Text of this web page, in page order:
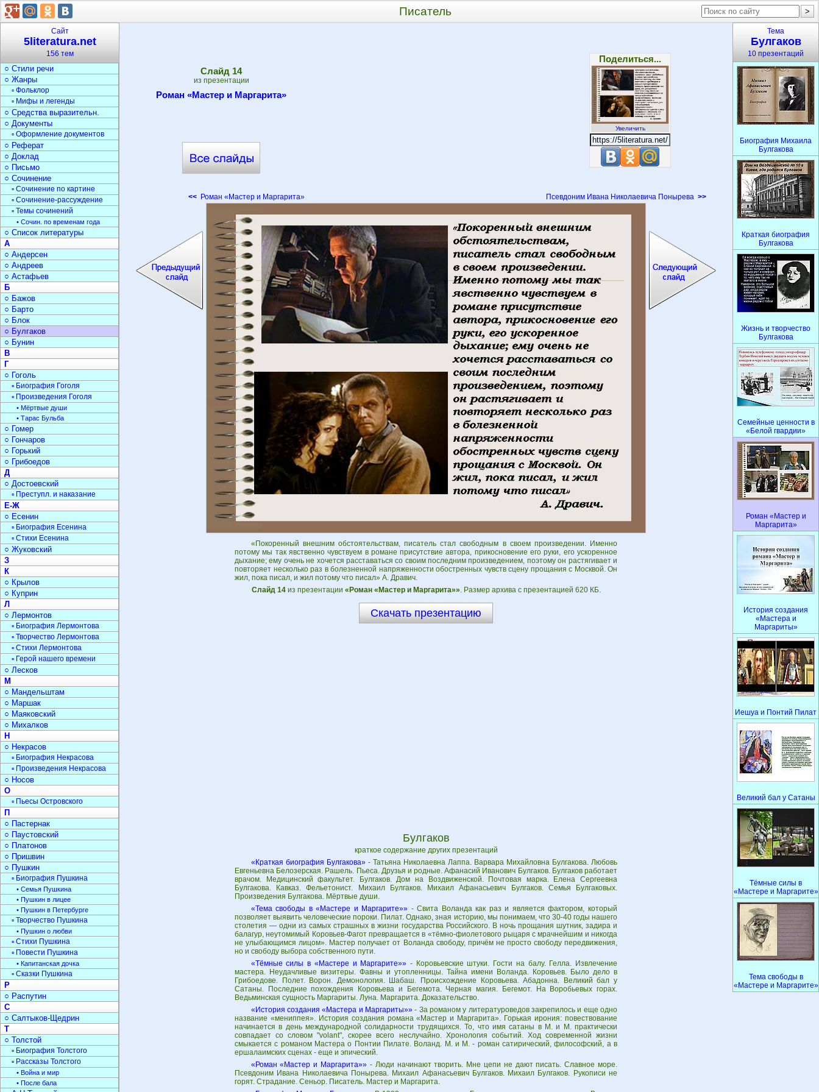
Писатель
Cлайд 14
из презентации
Роман «Мастер и Маргарита»
Поделиться...
Увеличить
<< Роман «Мастер и Маргарита» Псевдоним Ивана Николаевича Понырева >>
«Покоренный внешним обстоятельствам, писатель стал свободным в своем произведении. Именно
потому мы так явственно чувствуем в романе присутствие автора, прикосновение его руки, его ускоренное
дыхание; ему очень не хочется расставаться со своим последним произведением, поэтому он растягивает и
повторяет несколько раз в болезненной напряженности обостренных чувств сцену прощания с Москвой. Он
жил, пока писал, и жил потому что писал» А. Дравич.
Слайд 14из презентации «Роман «Мастер и Маргарита»». Размер архива с презентацией 620 КБ.
Скачать презентацию
Булгаков
краткое содержание других презентаций
«Краткая биография Булгакова»- Татьяна Николаевна Лаппа. Варвара Михайловна Булгакова. Любовь
Евгеньевна Белозерская. Рашель. Пьеса. Друзья и родные. Афанасий Иванович Булгаков. Булгаков работает
врачом. Медицинский факультет. Булгаков. Дом на Воздвиженской. Почтовая марка. Елена Сергеевна
Булгакова. Кавказ. Фельетонист. Михаил Булгаков. Михаил Афанасьевич Булгаков. Семья Булгаковых.
Произведения Булгакова. Мёртвые души.
«Тема свободы в «Мастере и Маргарите»» - Свита Воланда как раз и является фактором, который
позволяет выявить человеческие пороки. Пилат. Однако, зная историю, мы понимаем, что 30-40 годы нашего
столетия — одни из самых страшных в жизни государства Российского. В ночь прощания шутник, задира и
балагур, неутомимый Коровьев-Фагот превращается в «тёмно-фиолетового рыцаря с мрачнейшим и никогда
не улыбающимся лицом». Мастер получает от Воланда свободу, причём не просто свободу передвижения,
но и свободу выбора собственного пути.
«Тёмные силы в «Мастере и Маргарите»» - Коровьевские штуки. Гости на балу. Гелла. Извлечение
мастера. Неудачливые визитеры. Фавны и утопленницы. Тайна имени Воланда. Коровьев. Было дело в
Грибоедове. Полет. Ворон. Демонология. Шабаш. Происхождение Коровьева. Абадонна. Великий бал у
Сатаны. Последние похождения Коровьева и Бегемота. Черная магия. Бегемот. На Воробьевых горах.
Ведьминская сущность Маргариты. Луна. Маргарита. Доказательство.
«История создания «Мастера и Маргариты»» - За романом у литературоведов закрепилось и еще одно
название «мениппея». История создания романа «Мастер и Маргарита». Горькая ирония: повествование
начинается в день международной солидарности трудящихся. То, что имя сатаны в М. и М. практически
совпадает со словом "volant", скорее всего неслучайно. Хронология событий. Ход современной жизни
смыкается с романом Мастера о Понтии Пилате. Воланд. М. и М. - роман сатирический, философский, а в
ершалаимских сценах - еще и эпический.
«Роман «Мастер и Маргарита»» - Люди начинают творить. Мне цепи не дают писать. Славное море.
Псевдоним Ивана Николаевича Понырева. Михаил Афанасьевич Булгаков. Михаил Булгаков. Рукописи не
горят. Страдание. Сеньор. Писатель. Мастер и Маргарита.
Сайт
5literatura.net
156 тем
▫ Стихи о природе
▫ Стихи о войне
▫ Загадки
Текст
○ Типы текста
○ Анализ текста
○ Стили речи
○ Жанры
▫ Фольклор
▫ Мифы и легенды
○ Средства выразительн.
○ Документы
▫ Оформление документов
○ Реферат
○ Доклад
○ Письмо
○ Сочинение
▫ Сочинение по картине
▫ Сочинение-рассуждение
▫ Темы сочинений
• Сочин. по временам года
○ Список литературы
А
○ Андерсен
○ Андреев
○ Астафьев
Б
○ Бажов
○ Барто
○ Блок
○ Булгаков
○ Бунин
В
Г
○ Гоголь
▫ Биография Гоголя
▫ Произведения Гоголя
• Мёртвые души
• Тарас Бульба
○ Гомер
○ Гончаров
○ Горький
○ Грибоедов
Д
○ Достоевский
▫ Преступл. и наказание
Е-Ж
○ Есенин
▫ Биография Есенина
▫ Стихи Есенина
○ Жуковский
З
К
○ Крылов
○ Куприн
Л
○ Лермонтов
▫ Биография Лермонтова
▫ Творчество Лермонтова
▫ Стихи Лермонтова
▫ Герой нашего времени
○ Лесков
М
○ Мандельштам
○ Маршак
○ Маяковский
○ Михалков
Н
○ Некрасов
▫ Биография Некрасова
▫ Произведения Некрасова
○ Носов
О
▫ Пьесы Островского
П
○ Пастернак
○ Паустовский
○ Платонов
○ Пришвин
○ Пушкин
▫ Биография Пушкина
• Семья Пушкина
• Пушкин в лицее
• Пушкин в Петербурге
▫ Творчество Пушкина
• Пушкин о любви
▫ Стихи Пушкина
▫ Повести Пушкина
• Капитанская дочка
▫ Сказки Пушкина
Р
○ Распутин
С
○ Салтыков-Щедрин
Т
○ Толстой
▫ Биография Толстого
▫ Рассказы Толстого
• Война и мир
• После бала
Тема
Булгаков
10 презентаций
Биография Михаила
Булгакова
Краткая биография
Булгакова
Жизнь и творчество
Булгакова
Семейные ценности в
«Белой гвардии»
Роман «Мастер и
Маргарита»
История создания
«Мастера и
Маргариты»
Иешуа и Понтий Пилат
Великий бал у Сатаны
Тёмные силы в
«Мастере и Маргарите»
Тема свободы в
«Мастере и Маргарите»